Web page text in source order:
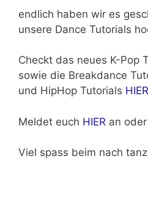
endlich haben wir es
unsere Dance Tutorials
Checkt das neues K-Pop
sowie die Breakdance
und HipHop Tutorials HIER
Meldet euch HIER an
Viel spass beim nach